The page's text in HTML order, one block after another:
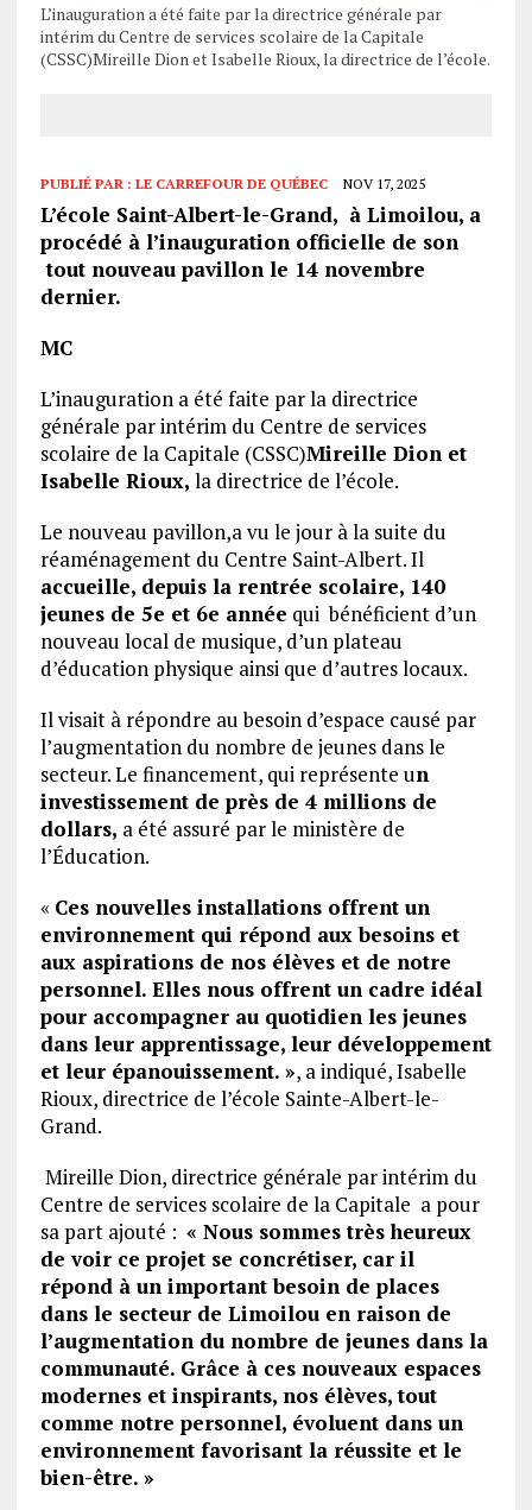
L’inauguration a été faite par la directrice générale par
intérim du Centre de services scolaire de la Capitale
(CSSC)Mireille Dion et Isabelle Rioux, la directrice de l’école.
PUBLIÉ PAR : LE CARREFOUR DE QUÉBEC NOV 17, 2025
L’école Saint-Albert-le-Grand, à Limoilou, a
procédé à l’inauguration officielle de son
tout nouveau pavillon le 14 novembre
dernier.
MC
L’inauguration a été faite par la directrice
générale par intérim du Centre de services
scolaire de la Capitale (CSSC)Mireille Dion et
Isabelle Rioux, la directrice de l’école.
Le nouveau pavillon,a vu le jour à la suite du
réaménagement du Centre Saint-Albert. Il
accueille, depuis la rentrée scolaire, 140
jeunes de 5e et 6e année qui bénéficient d’un
nouveau local de musique, d’un plateau
d’éducation physique ainsi que d’autres locaux.
Il visait à répondre au besoin d’espace causé par
l’augmentation du nombre de jeunes dans le
secteur. Le financement, qui représente un
investissement de près de 4 millions de
dollars, a été assuré par le ministère de
l’Éducation.
« Ces nouvelles installations offrent un
environnement qui répond aux besoins et
aux aspirations de nos élèves et de notre
personnel. Elles nous offrent un cadre idéal
pour accompagner au quotidien les jeunes
dans leur apprentissage, leur développement
et leur épanouissement. », a indiqué, Isabelle
Rioux, directrice de l’école Sainte-Albert-le-
Grand.
Mireille Dion, directrice générale par intérim du
Centre de services scolaire de la Capitale a pour
sa part ajouté : « Nous sommes très heureux
de voir ce projet se concrétiser, car il
répond à un important besoin de places
dans le secteur de Limoilou en raison de
l’augmentation du nombre de jeunes dans la
communauté. Grâce à ces nouveaux espaces
modernes et inspirants, nos élèves, tout
comme notre personnel, évoluent dans un
environnement favorisant la réussite et le
bien-être. »